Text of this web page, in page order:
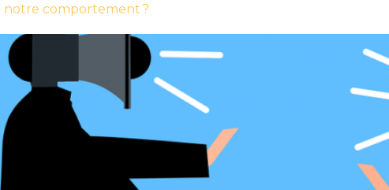
notre comportement ?